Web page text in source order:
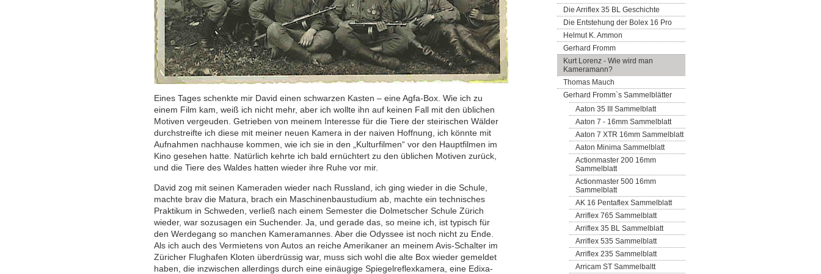
Eines Tages schenkte mir David einen schwarzen Kasten – eine Agfa-Box. Wie ich zu
einem Film kam, weiß ich nicht mehr, aber ich wollte ihn auf keinen Fall mit den üblichen
Motiven vergeuden. Getrieben von meinem Interesse für die Tiere der steirischen Wälder
durchstreifte ich diese mit meiner neuen Kamera in der naiven Hoffnung, ich könnte mit
Aufnahmen nachhause kommen, wie ich sie in den „Kulturfilmen“ vor den Hauptfilmen im
Kino gesehen hatte. Natürlich kehrte ich bald ernüchtert zu den üblichen Motiven zurück,
und die Tiere des Waldes hatten wieder ihre Ruhe vor mir.
David zog mit seinen Kameraden wieder nach Russland, ich ging wieder in die Schule,
machte brav die Matura, brach ein Maschinenbaustudium ab, machte ein technisches
Praktikum in Schweden, verließ nach einem Semester die Dolmetscher Schule Zürich
wieder, war sozusagen ein Suchender. Ja, und gerade das, so meine ich, ist typisch für
den Werdegang so manchen Kameramannes. Aber die Odyssee ist noch nicht zu Ende.
Als ich auch des Vermietens von Autos an reiche Amerikaner an meinem Avis-Schalter im
Züricher Flughafen Kloten überdrüssig war, muss sich wohl die alte Box wieder gemeldet
haben, die inzwischen allerdings durch eine einäugige Spiegelreflexkamera, eine Edixa-
Die Arriflex 35 BL Geschichte
Die Entstehung der Bolex 16 Pro
Helmut K. Ammon
Gerhard Fromm
Kurt Lorenz - Wie wird man
Kameramann?
Thomas Mauch
Gerhard Fromm`s Sammelblätter
Aaton 35 III Sammelblatt
Aaton 7 - 16mm Sammelblatt
Aaton 7 XTR 16mm Sammelblatt
Aaton Minima Sammelblatt
Actionmaster 200 16mm
Sammelblatt
Actionmaster 500 16mm
Sammelblatt
AK 16 Pentaflex Sammelblatt
Arriflex 765 Sammelblatt
Arriflex 35 BL Sammelblatt
Arriflex 535 Sammelblatt
Arriflex 235 Sammelblatt
Arricam ST Sammelbaltt